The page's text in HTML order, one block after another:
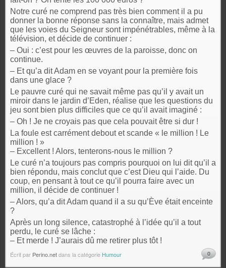
Notre curé ne comprend pas très bien comment il a pu
donner la bonne réponse sans la connaître, mais admet
que les voies du Seigneur sont impénétrables, même à la
télévision, et décide de continuer :
– Oui : c’est pour les œuvres de la paroisse, donc on
continue.
– Et qu’a dit Adam en se voyant pour la première fois
dans une glace ?
Le pauvre curé qui ne savait même pas qu’il y avait un
miroir dans le jardin d’Eden, réalise que les questions du
jeu sont bien plus difficiles que ce qu’il avait imaginé :
– Oh ! Je ne croyais pas que cela pouvait être si dur !
La foule est carrément debout et scande « le million ! Le
million ! »
– Excellent ! Alors, tenterons-nous le million ?
Le curé n’a toujours pas compris pourquoi on lui dit qu’il a
bien répondu, mais conclut que c’est Dieu qui l’aide. Du
coup, en pensant à tout ce qu’il pourra faire avec un
million, il décide de continuer !
– Alors, qu’a dit Adam quand il a su qu’Ève était enceinte
?
Après un long silence, catastrophé à l’idée qu’il a tout
perdu, le curé se lâche :
– Et merde ! J’aurais dû me retirer plus tôt !
Écrit par Perino.netdans la catégorie Humour 0